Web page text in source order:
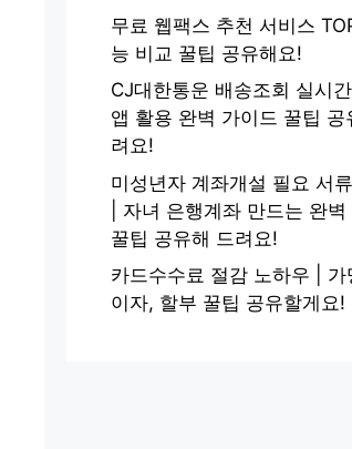
무료 웹팩스 추천 서비스
능 비교 꿀팁 공유해요!
CJ대한통운 배송조회 실시간
앱 활용 완벽 가이드 꿀팁 공
려요!
미성년자 계좌개설 필요 서
| 자녀 은행계좌 만드는 완
꿀팁 공유해 드려요!
카드수수료 절감 노하우 | 가
이자, 할부 꿀팁 공유할게요!